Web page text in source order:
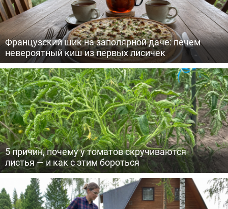
Французский шик на заполярной даче: печем
невероятный киш из первых лисичек
5 причин, почему у томатов скручиваются
листья — и как с этим бороться